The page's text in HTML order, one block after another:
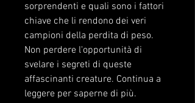
sorprendenti e quali sono i fattori
chiave che li rendono dei veri
campioni della perdita di peso.
Non perdere l'opportunità di
svelare i segreti di queste
affascinanti creature. Continua a
leggere per saperne di più.